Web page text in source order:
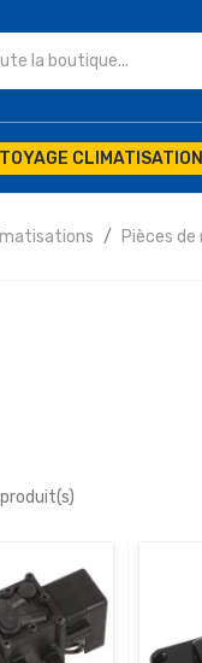
CLIMATISATION
Pièces